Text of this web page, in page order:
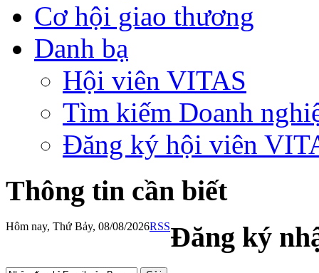
Cơ hội giao thương
Danh bạ
Hội viên VITAS
Tìm kiếm Doanh
Đăng ký hội viên
Thông tin cần biết
Hôm nay, Thứ Bảy, 08/08/2026RSSĐăng ký